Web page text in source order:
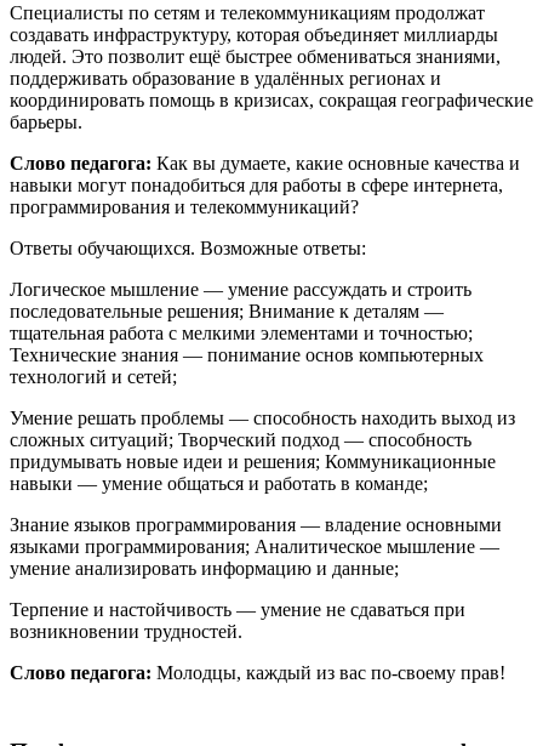
Специалисты по сетям и телекоммуникациям продолжат
создавать инфраструктуру, которая объединяет миллиарды
людей. Это позволит ещё быстрее обмениваться знаниями,
поддерживать образование в удалённых регионах и
координировать помощь в кризисах, сокращая географические
барьеры.
Слово педагога: Как вы думаете, какие основные качества и
навыки могут понадобиться для работы в сфере интернета,
программирования и телекоммуникаций?
Ответы обучающихся. Возможные ответы:
Логическое мышление — умение рассуждать и строить
последовательные решения; Внимание к деталям —
тщательная работа с мелкими элементами и точностью;
Технические знания — понимание основ компьютерных
технологий и сетей;
Умение решать проблемы — способность находить выход из
сложных ситуаций; Творческий подход — способность
придумывать новые идеи и решения; Коммуникационные
навыки — умение общаться и работать в команде;
Знание языков программирования — владение основными
языками программирования; Аналитическое мышление —
умение анализировать информацию и данные;
Терпение и настойчивость — умение не сдаваться при
возникновении трудностей.
Слово педагога: Молодцы, каждый из вас по-своему прав!